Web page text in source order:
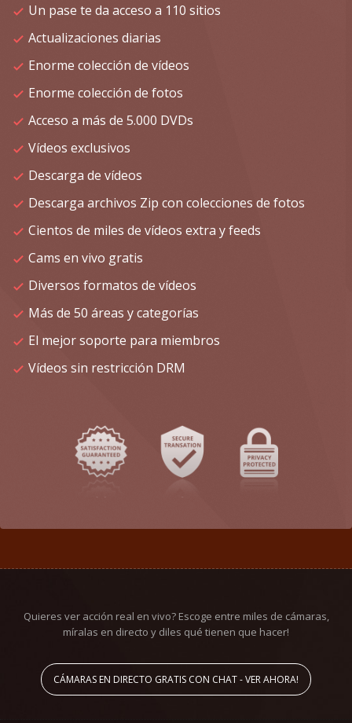
Un pase te da acceso a 110 sitios
Actualizaciones diarias
Enorme colección de vídeos
Enorme colección de fotos
Acceso a más de 5.000 DVDs
Vídeos exclusivos
Descarga de vídeos
Descarga archivos Zip con colecciones de fotos
Cientos de miles de vídeos extra y feeds
Cams en vivo gratis
Diversos formatos de vídeos
Más de 50 áreas y categorías
El mejor soporte para miembros
Vídeos sin restricción DRM
Quieres ver acción real en vivo? Escoge entre miles de cámaras,
míralas en directo y diles qué tienen que hacer!
CÁMARAS EN DIRECTO GRATIS CON CHAT - VER AHORA!